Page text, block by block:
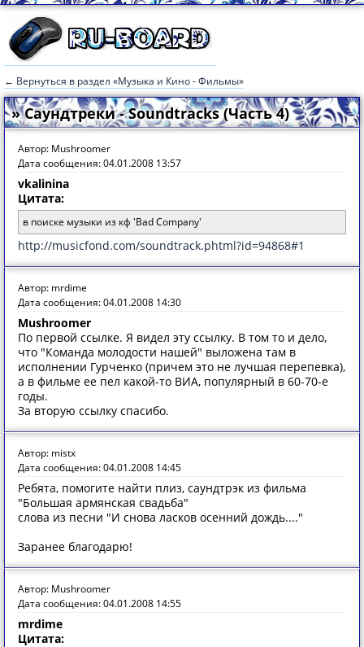
← Вернуться в раздел «Музыка и Кино - Фильмы»
» Саундтреки - Soundtracks (Часть 4)
Автор: Mushroomer
Дата сообщения: 04.01.2008 13:57
vkalinina
Цитата:
в поиске музыки из кф 'Bad Company'
http://musicfond.com/soundtrack.phtml?id=94868#1
Автор: mrdime
Дата сообщения: 04.01.2008 14:30
Mushroomer
По первой ссылке. Я видел эту ссылку. В том то и дело,
что "Команда молодости нашей" выложена там в
исполнении Гурченко (причем это не лучшая перепевка),
а в фильме ее пел какой-то ВИА, популярный в 60-70-е
годы.
За вторую ссылку спасибо.
Автор: mistx
Дата сообщения: 04.01.2008 14:45
Ребята, помогите найти плиз, саундтрэк из фильма
"Большая армянская свадьба"
слова из песни "И снова ласков осенний дождь...."
Заранее благодарю!
Автор: Mushroomer
Дата сообщения: 04.01.2008 14:55
mrdime
Цитата: